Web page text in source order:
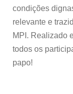
condições
relevante e
MPI. Realizado
todos os
papo!